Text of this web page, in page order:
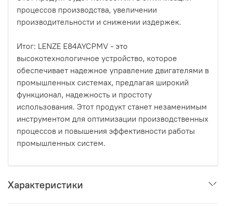
процессов производства, увеличении
производительности и снижении издержек.
Итог: LENZE E84AYCPMV - это
высокотехнологичное устройство, которое
обеспечивает надежное управление двигателями в
промышленных системах, предлагая широкий
функционал, надежность и простоту
использования. Этот продукт станет незаменимым
инструментом для оптимизации производственных
процессов и повышения эффективности работы
промышленных систем.
Характеристики